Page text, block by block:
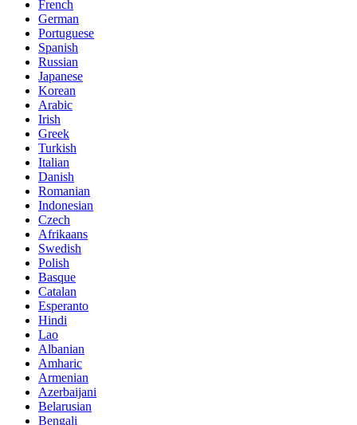
French
German
Portuguese
Spanish
Russian
Japanese
Korean
Arabic
Irish
Greek
Turkish
Italian
Danish
Romanian
Indonesian
Czech
Afrikaans
Swedish
Polish
Basque
Catalan
Esperanto
Hindi
Lao
Albanian
Amharic
Armenian
Azerbaijani
Belarusian
Bengali